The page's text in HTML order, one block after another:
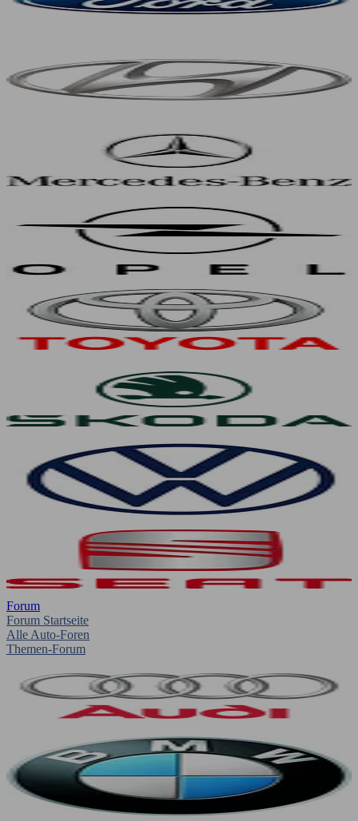
Forum
Forum Startseite
Alle Auto-Foren
Themen-Forum